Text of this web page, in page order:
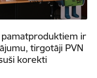
pamatproduktiem ir
tirgotāji PVN
korekti